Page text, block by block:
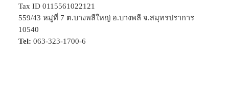
Tax ID 0115561022121
559/43 หมู่ที่ 7 ต.บางพลีใหญ่ อ.บางพลี จ.สมุทรปราการ
10540
Tel: 063-323-1700-6